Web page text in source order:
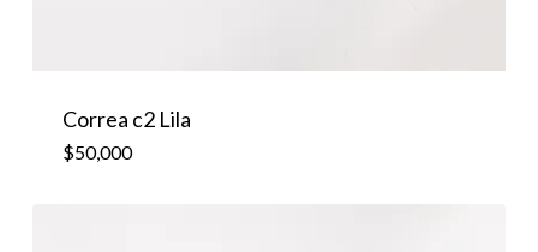
Correa c2 Lila
$50,000